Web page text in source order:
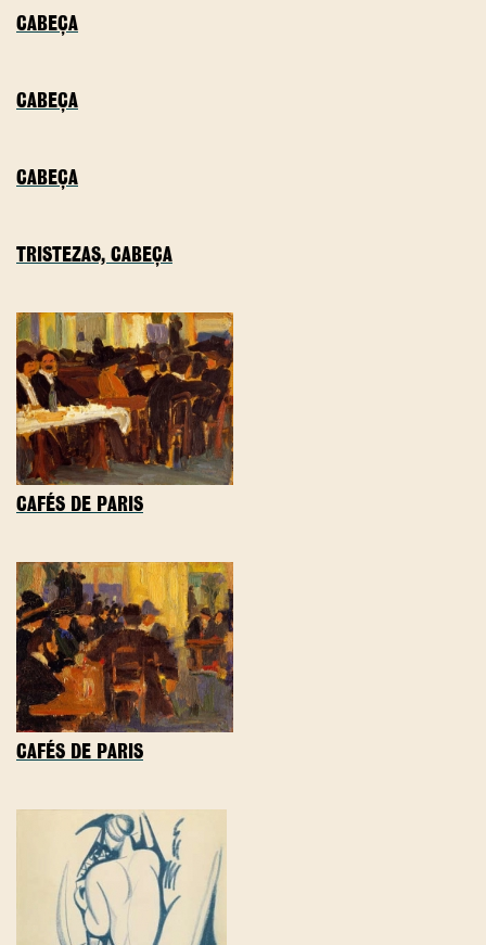
CABEÇA
CABEÇA
CABEÇA
TRISTEZAS, CABEÇA
CAFÉS DE PARIS
CAFÉS DE PARIS